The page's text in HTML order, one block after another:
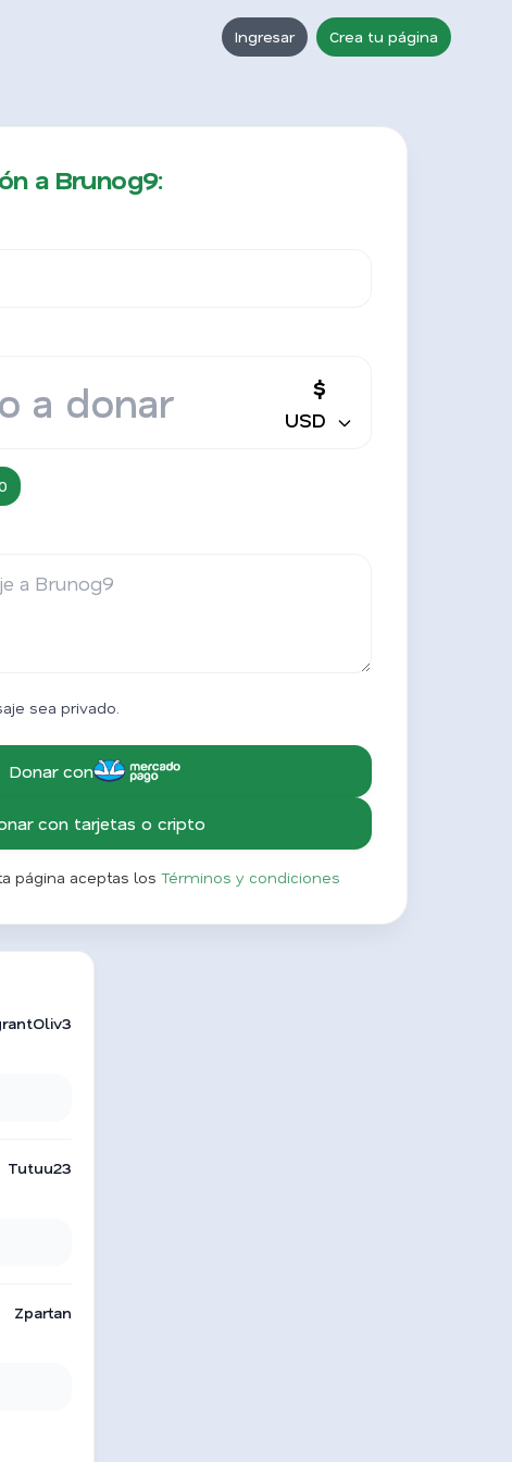
Ingresar Crea tu página
a Brunog9:
$
USD
sea privado.
Donar con
con tarjetas o cripto
página aceptas los Términos y condiciones
Tutuu23
Zpartan